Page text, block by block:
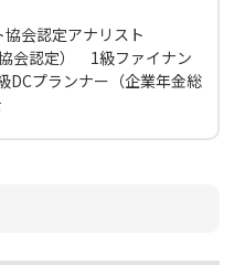
会認定アナリスト
会認定） 1級ファイナン
プランナー（企業年金総